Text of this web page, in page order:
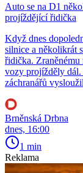
Auto se na D1
projíždějící řidička
Když dnes
silnice a několikrát
řidička.
vozy projížděly
záchranářů
Brněnská Drbna
dnes, 16:00
1 min
Reklama